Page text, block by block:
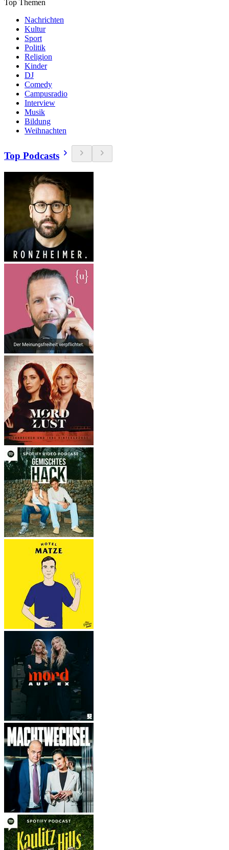
Top Themen
Nachrichten
Kultur
Sport
Politik
Religion
Kinder
DJ
Comedy
Campusradio
Interview
Musik
Bildung
Weihnachten
Top Podcasts